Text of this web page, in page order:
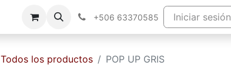
+506 63370585 Iniciar sesión
Todos los productos POP UP GRIS